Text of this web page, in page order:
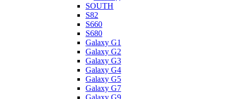
SOUTH
S82
S660
S680
Galaxy G1
Galaxy G2
Galaxy G3
Galaxy G4
Galaxy G5
Galaxy G7
Galaxy G9